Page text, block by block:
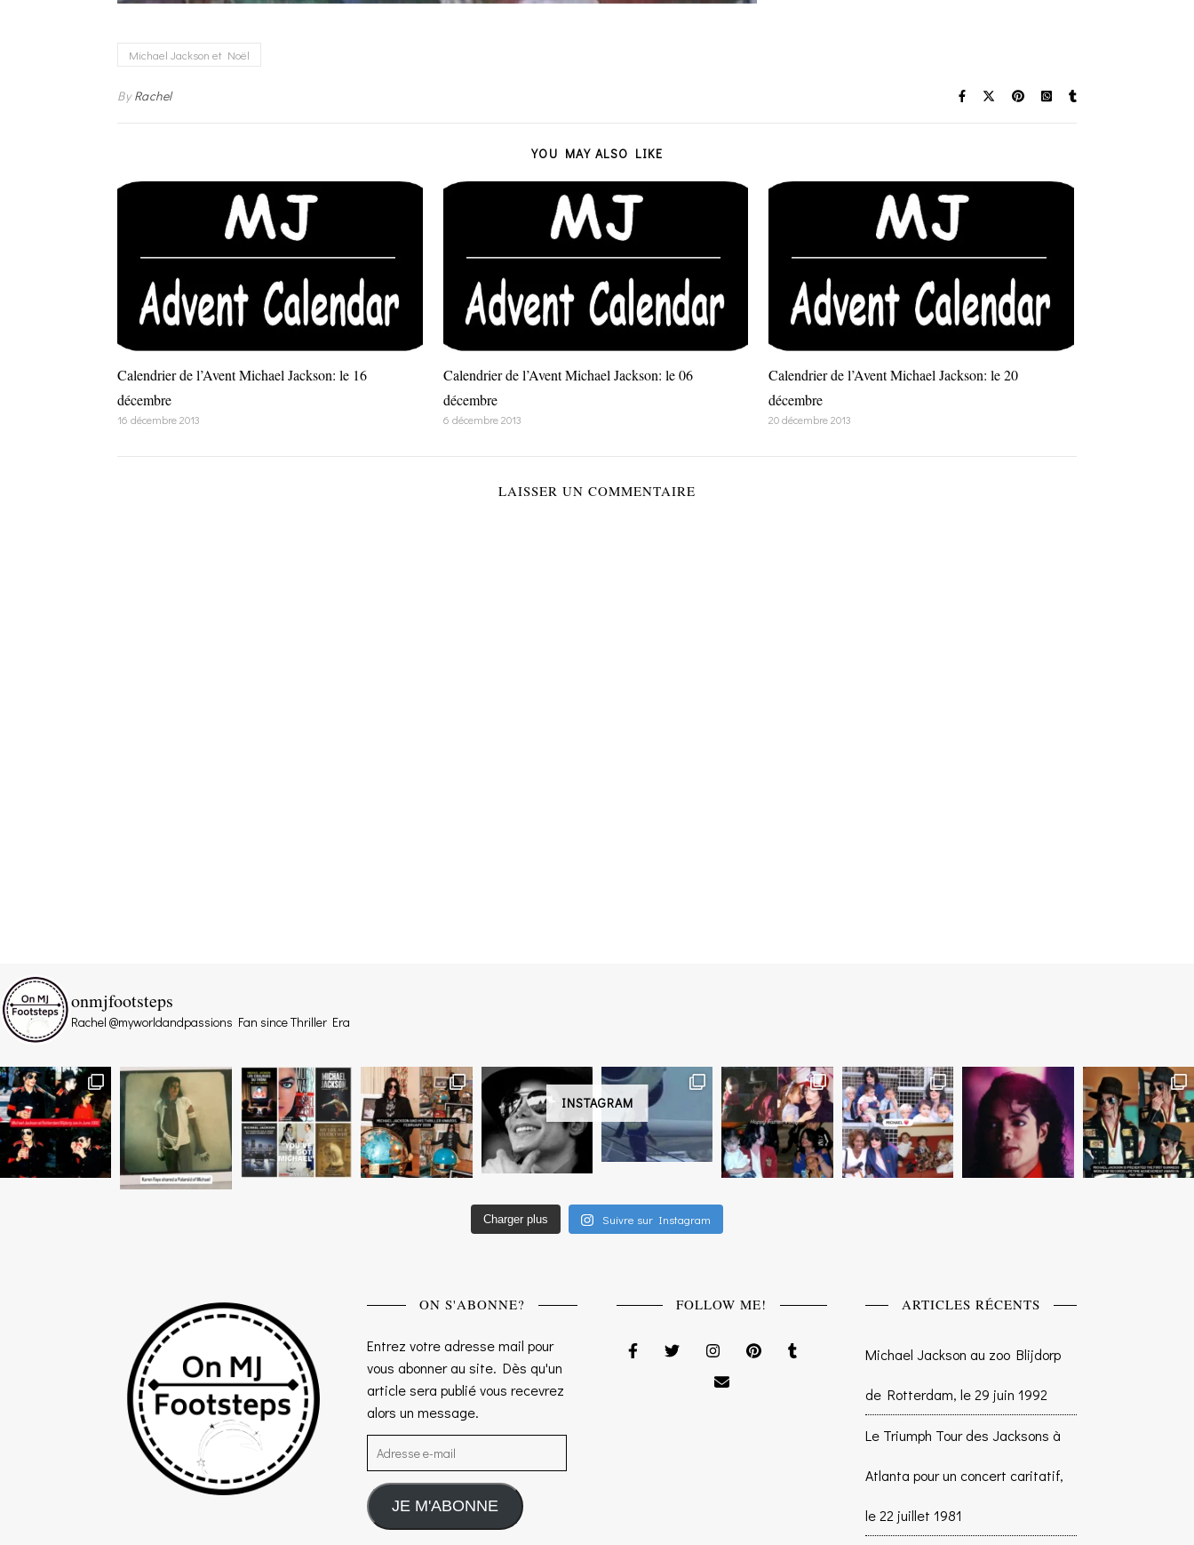
Michael Jackson et Noël
ByRachel
YOU MAY ALSO LIKE
Calendrier de l’Avent Michael Jackson: le 16
décembre
16 décembre 2013
Calendrier de l’Avent Michael Jackson: le 06
décembre
6 décembre 2013
Calendrier de l’Avent Michael Jackson: le 20
décembre
20 décembre 2013
LAISSER UN COMMENTAIRE
INSTAGRAM
onmjfootsteps
Rachel @myworldandpassions Fan since Thriller Era
Charger plus Suivre sur Instagram
ON S'ABONNE?
Entrez votre adresse mail pour
vous abonner au site. Dès qu'un
article sera publié vous recevrez
alors un message.
Adresse e-mail
JE M'ABONNE
FOLLOW ME! ARTICLES RÉCENTS
Michael Jackson au zoo Blijdorp
de Rotterdam, le 29 juin 1992
Le Triumph Tour des Jacksons à
Atlanta pour un concert caritatif,
le 22 juillet 1981